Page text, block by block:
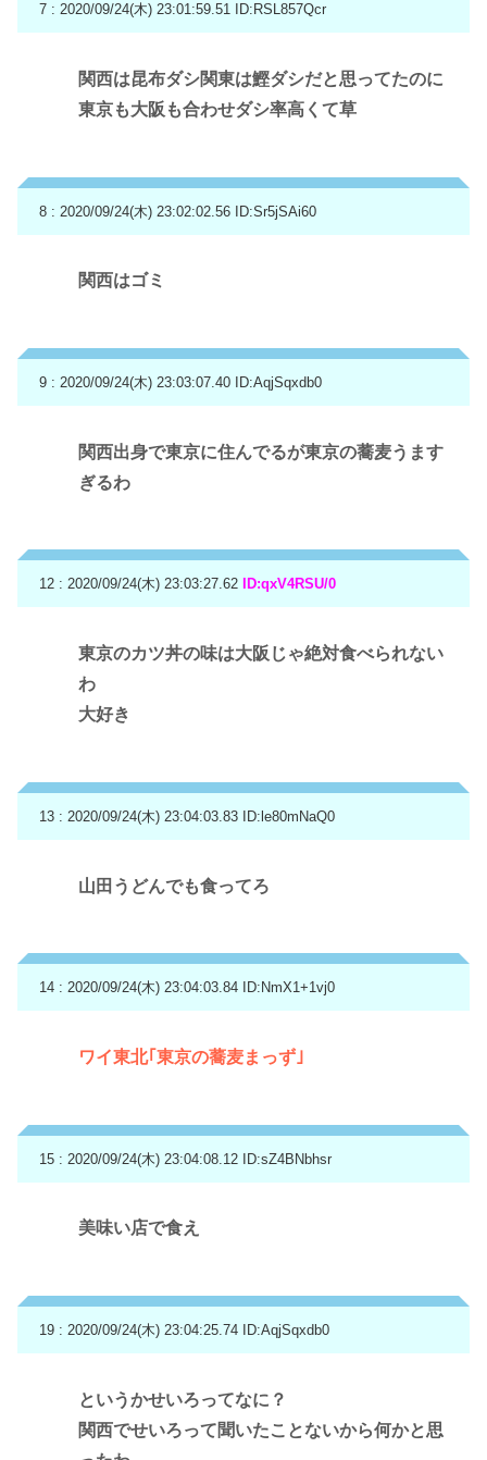
7 : 2020/09/24(木) 23:01:59.51 ID:RSL857Qcr
関西は昆布ダシ関東は鰹ダシだと思ってたのに
東京も大阪も合わせダシ率高くて草
8 : 2020/09/24(木) 23:02:02.56 ID:Sr5jSAi60
関西はゴミ
9 : 2020/09/24(木) 23:03:07.40 ID:AqjSqxdb0
関西出身で東京に住んでるが東京の蕎麦うます
ぎるわ
12 : 2020/09/24(木) 23:03:27.62 ID:qxV4RSU/0
東京のカツ丼の味は大阪じゃ絶対食べられない
わ
大好き
13 : 2020/09/24(木) 23:04:03.83 ID:le80mNaQ0
山田うどんでも食ってろ
14 : 2020/09/24(木) 23:04:03.84 ID:NmX1+1vj0
ワイ東北｢東京の蕎麦まっず｣
15 : 2020/09/24(木) 23:04:08.12 ID:sZ4BNbhsr
美味い店で食え
19 : 2020/09/24(木) 23:04:25.74 ID:AqjSqxdb0
というかせいろってなに？
関西でせいろって聞いたことないから何かと思